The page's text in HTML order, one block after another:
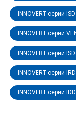
INNOVERT серии
INNOVERT серии
INNOVERT серии
INNOVERT серии IRD
INNOVERT серии